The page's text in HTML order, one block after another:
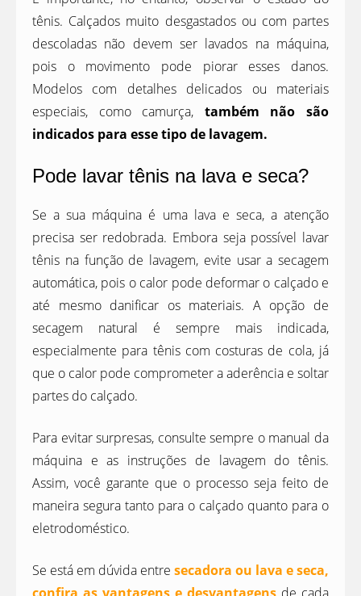
tênis. Calçados muito desgastados ou com partes
descoladas não devem ser lavados na máquina,
pois o movimento pode piorar esses danos.
Modelos com detalhes delicados ou materiais
especiais, como camurça, também não são
indicados para esse tipo de lavagem.
Pode lavar tênis na lava e seca?
Se a sua máquina é uma lava e seca, a atenção
precisa ser redobrada. Embora seja possível lavar
tênis na função de lavagem, evite usar a secagem
automática, pois o calor pode deformar o calçado e
até mesmo danificar os materiais. A opção de
secagem natural é sempre mais indicada,
especialmente para tênis com costuras de cola, já
que o calor pode comprometer a aderência e soltar
partes do calçado.
Para evitar surpresas, consulte sempre o manual da
máquina e as instruções de lavagem do tênis.
Assim, você garante que o processo seja feito de
maneira segura tanto para o calçado quanto para o
eletrodoméstico.
Se está em dúvida entre secadora ou lava e seca,
confira as vantagens e desvantagens de cada